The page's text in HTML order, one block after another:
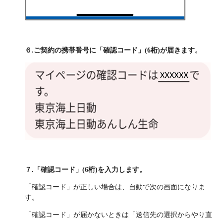
６.ご契約の携帯番号に「確認コード」(6桁)が届きます。
７.「確認コード」(6桁)を入力します。
「確認コード」が正しい場合は、自動で次の画面になりま
す。
「確認コード」が届かないときは「送信先の選択からやり直